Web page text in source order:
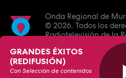
Onda Regional de
© 2026. Todos los
Radiotelevisión de la
GRANDES ÉXITOS
(REDIFUSIÓN)
Con Selección de contenidos